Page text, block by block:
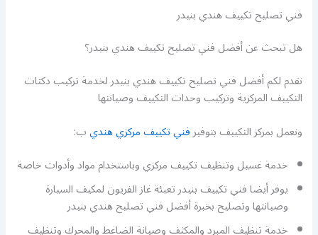
فني تصليح تكييف هندي بنيدر
هل تبحث عن أفضل فني تصليح تكييف هندي بنيدر؟
نقدم لكم أفضل فني تصليح تكييف هندي بنيدر لخدمة تركيب دكتات
التكييف المركزية وتركيب وحدات التكييف وصيانتها
ونعمل بمركز التكييف بتوفيرفني تكييف مركزي هنديب:
خدمة غسيل وتنظيف تكييف مركزي وباستخدام مواد وأدوات خاصة
يوفر أيضا فني تكييف بنيدر تعبئة غاز الفريون لمكيف السيارة
وصيانتها وتصليح بخبرة أفضل فني تصليح هندي بنيدر
خدمة تنظيف المبرد والمكثف وصيانة الضاغط والمحرك وتنظيف